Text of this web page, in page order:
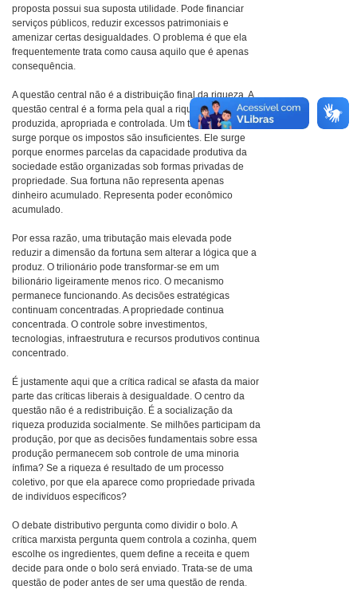
proposta possui sua suposta utilidade. Pode financiar
serviços públicos, reduzir excessos patrimoniais e
amenizar certas desigualdades. O problema é que ela
frequentemente trata como causa aquilo que é apenas
consequência.
A questão central não é a distribuição final da riqueza. A
questão central é a forma pela qual a riqueza é
produzida, apropriada e controlada. Um trilionário não
surge porque os impostos são insuficientes. Ele surge
porque enormes parcelas da capacidade produtiva da
sociedade estão organizadas sob formas privadas de
propriedade. Sua fortuna não representa apenas
dinheiro acumulado. Representa poder econômico
acumulado.
Por essa razão, uma tributação mais elevada pode
reduzir a dimensão da fortuna sem alterar a lógica que a
produz. O trilionário pode transformar-se em um
bilionário ligeiramente menos rico. O mecanismo
permanece funcionando. As decisões estratégicas
continuam concentradas. A propriedade continua
concentrada. O controle sobre investimentos,
tecnologias, infraestrutura e recursos produtivos continua
concentrado.
É justamente aqui que a crítica radical se afasta da maior
parte das críticas liberais à desigualdade. O centro da
questão não é a redistribuição. É a socialização da
riqueza produzida socialmente. Se milhões participam da
produção, por que as decisões fundamentais sobre essa
produção permanecem sob controle de uma minoria
ínfima? Se a riqueza é resultado de um processo
coletivo, por que ela aparece como propriedade privada
de indivíduos específicos?
O debate distributivo pergunta como dividir o bolo. A
crítica marxista pergunta quem controla a cozinha, quem
escolhe os ingredientes, quem define a receita e quem
decide para onde o bolo será enviado. Trata-se de uma
questão de poder antes de ser uma questão de renda.